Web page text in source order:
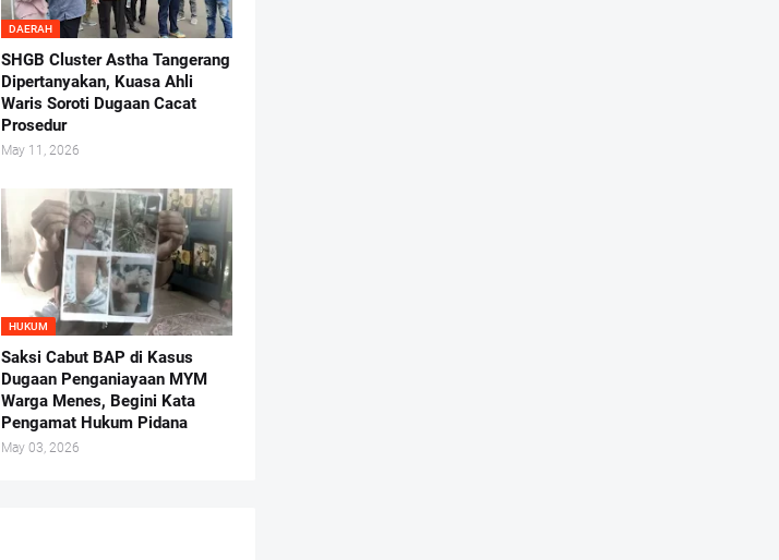
DAERAH
SHGB Cluster Astha Tangerang
Dipertanyakan, Kuasa Ahli
Waris Soroti Dugaan Cacat
Prosedur
May 11, 2026
HUKUM
Saksi Cabut BAP di Kasus
Dugaan Penganiayaan MYM
Warga Menes, Begini Kata
Pengamat Hukum Pidana
May 03, 2026